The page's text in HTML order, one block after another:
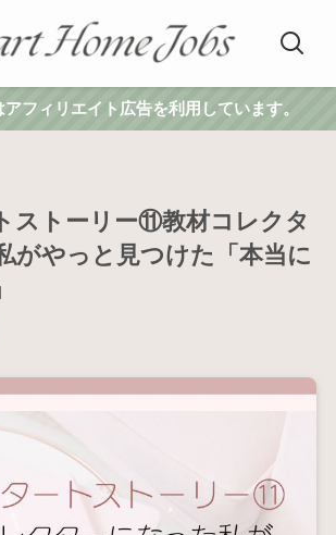
フィリエイト広告を利用しています。
ストーリー⑪教材コレクタ
がやっと見つけた「本当に